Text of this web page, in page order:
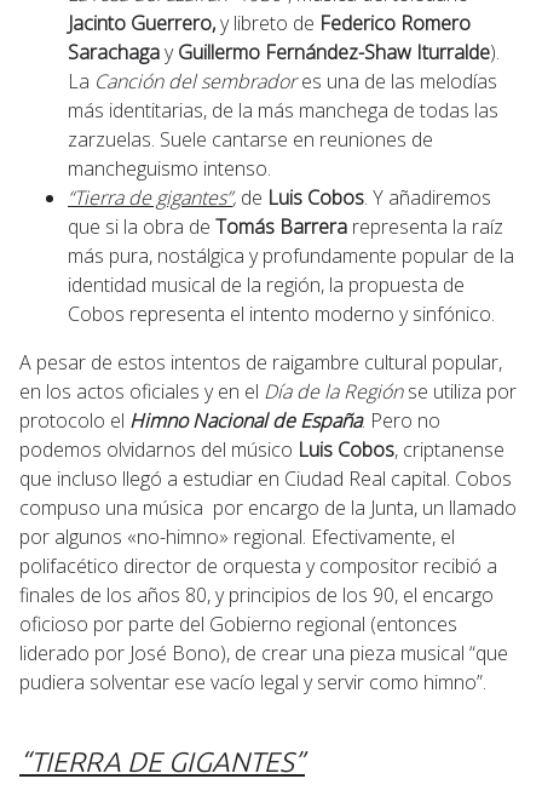
Jacinto Guerrero,y libreto de Federico Romero
SarachagayGuillermo Fernández-Shaw Iturralde).
La Canción del sembradores una de las melodías
más identitarias, de la más manchega de todas las
zarzuelas. Suele cantarse en reuniones de
mancheguismo intenso.
“Tierra de gigantes”, de Luis Cobos. Y añadiremos
que si la obra de Tomás Barrera representa la raíz
más pura, nostálgica y profundamente popular de la
identidad musical de la región, la propuesta de
Cobos representa el intento moderno y sinfónico.
A pesar de estos intentos de raigambre cultural popular,
en los actos oficiales y en el Día de la Regiónse utiliza por
protocolo el Himno Nacional de España. Pero no
podemos olvidarnos del músico Luis Cobos, criptanense
que incluso llegó a estudiar en Ciudad Real capital. Cobos
compuso una música por encargo de la Junta, un llamado
por algunos «no-himno» regional. Efectivamente, el
polifacético director de orquesta y compositor recibió a
finales de los años 80, y principios de los 90, el encargo
oficioso por parte del Gobierno regional (entonces
liderado por José Bono), de crear una pieza musical “que
pudiera solventar ese vacío legal y servir como himno”.
“TIERRA DE GIGANTES”